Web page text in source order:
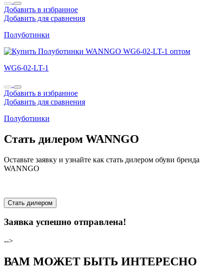
Добавить в избранное
Добавить для сравнения
Полуботинки
WG6-02-LT-1
Добавить в избранное
Добавить для сравнения
Полуботинки
Стать дилером WANNGO
Оставьте заявку и узнайте как стать дилером обуви бренда
WANNGO
Стать дилером
Заявка успешно отправлена!
-->
ВАМ МОЖЕТ БЫТЬ ИНТЕРЕСНО